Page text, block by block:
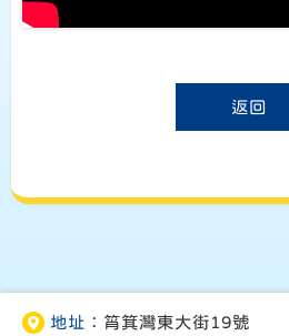
返回
地址： 筲箕灣東大街19號